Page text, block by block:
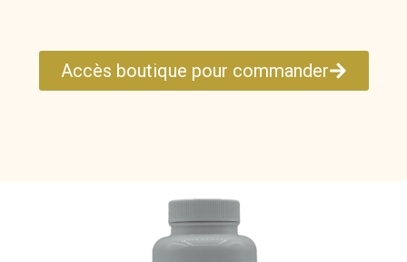
Accès boutique pour commander